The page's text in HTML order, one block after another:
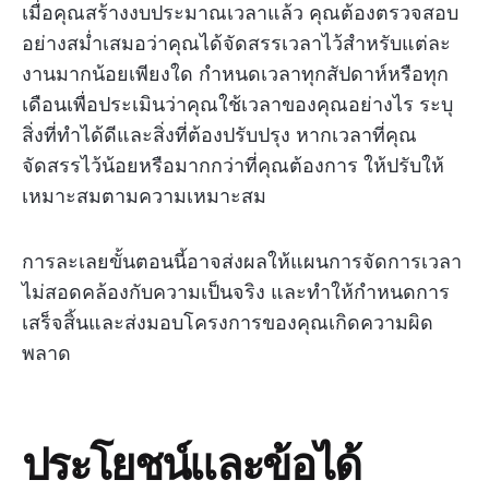
เมื่อคุณสร้างงบประมาณเวลาแล้ว คุณต้องตรวจสอบ
อย่างสม่ำเสมอว่าคุณได้จัดสรรเวลาไว้สำหรับแต่ละ
งานมากน้อยเพียงใด กำหนดเวลาทุกสัปดาห์หรือทุก
เดือนเพื่อประเมินว่าคุณใช้เวลาของคุณอย่างไร ระบุ
สิ่งที่ทำได้ดีและสิ่งที่ต้องปรับปรุง หากเวลาที่คุณ
จัดสรรไว้น้อยหรือมากกว่าที่คุณต้องการ ให้ปรับให้
เหมาะสมตามความเหมาะสม
การละเลยขั้นตอนนี้อาจส่งผลให้แผนการจัดการเวลา
ไม่สอดคล้องกับความเป็นจริง และทำให้กำหนดการ
เสร็จสิ้นและส่งมอบโครงการของคุณเกิดความผิด
พลาด
ประโยชน์และข้อได้